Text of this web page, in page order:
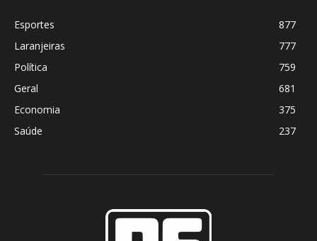
Esportes
877
Laranjeiras
777
Política
759
Geral
681
Economia
375
Saúde
237